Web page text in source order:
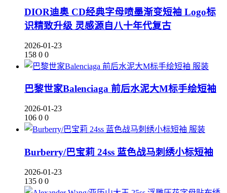
DIOR迪奥 CD经典字母喷墨渐变短袖 Logo标
识精致升级 灵感源自八十年代复古
2026-01-23
158 0 0
服装
巴黎世家Balenciaga 前后水泥大M标手绘短袖
2026-01-23
106 0 0
服装
Burberry/巴宝莉 24ss 蓝色战马刺绣小标短袖
2026-01-23
135 0 0